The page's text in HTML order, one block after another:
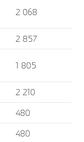
2 068
2 857
1 805
2 210
480
480